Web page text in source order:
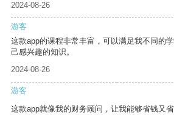
2024-08-26
游客
这款app的课程非常丰富，可以满足我不同的
己感兴趣的知识。
2024-08-26
游客
这款app就像我的财务顾问，让我能够省钱又省